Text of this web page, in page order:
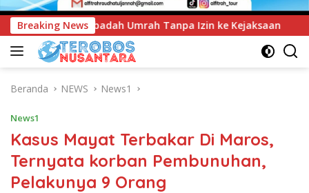
Breaking News
ke Kejaksaan UNIMEN Tambah Delapan
Beranda NEWS News1
News1
Kasus Mayat Terbakar Di Maros,
Ternyata korban Pembunuhan,
Pelakunya 9 Orang